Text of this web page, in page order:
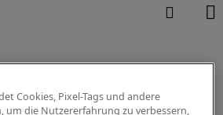
Cookies, Pixel-Tags und andere
um die Nutzererfahrung zu verbessern,